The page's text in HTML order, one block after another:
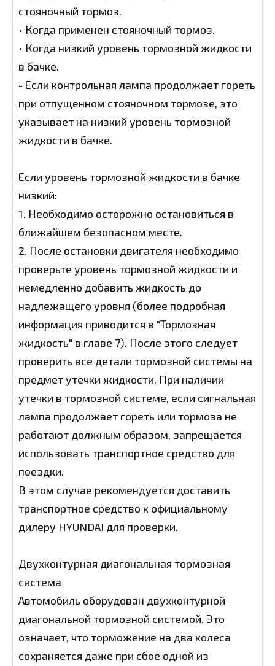
стояночный тормоз.
• Когда применен стояночный тормоз.
• Когда низкий уровень тормозной жидкости
в бачке.
- Если контрольная лампа продолжает гореть
при отпущенном стояночном тормозе, это
указывает на низкий уровень тормозной
жидкости в бачке.
Если уровень тормозной жидкости в бачке
низкий:
1. Необходимо осторожно остановиться в
ближайшем безопасном месте.
2. После остановки двигателя необходимо
проверьте уровень тормозной жидкости и
немедленно добавить жидкость до
надлежащего уровня (более подробная
информация приводится в "Тормозная
жидкость" в главе 7). После этого следует
проверить все детали тормозной системы на
предмет утечки жидкости. При наличии
утечки в тормозной системе, если сигнальная
лампа продолжает гореть или тормоза не
работают должным образом, запрещается
использовать транспортное средство для
поездки.
В этом случае рекомендуется доставить
транспортное средство к официальному
дилеру HYUNDAI для проверки.
Двухконтурная диагональная тормозная
система
Автомобиль оборудован двухконтурной
диагональной тормозной системой. Это
означает, что торможение на два колеса
сохраняется даже при сбое одной из